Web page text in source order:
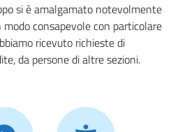
si è amalgamato notevolmente
consapevole con particolare
ricevuto richieste di
da persone di altre sezioni.